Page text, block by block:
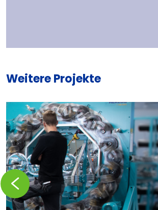
Weitere Projekte
Zurückblättern